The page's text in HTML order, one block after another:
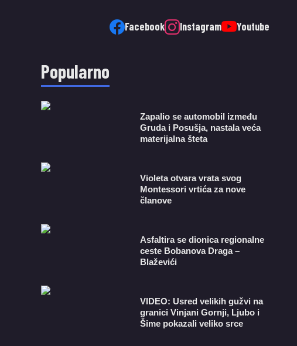
Facebook Instagram Youtube
Popularno
Zapalio se automobil između
Gruda i Posušja, nastala veća
materijalna šteta
Violeta otvara vrata svog
Montessori vrtića za nove
članove
Asfaltira se dionica regionalne
ceste Bobanova Draga –
Blaževići
VIDEO: Usred velikih gužvi na
granici Vinjani Gornji, Ljubo i
Šime pokazali veliko srce